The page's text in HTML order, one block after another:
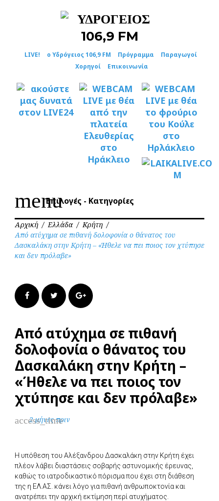
LIVE! ο Υδρόγειος 106,9 FM Πρόγραμμα
Παραγωγοί
Χορηγοί
Επικοινωνία
menuΕπιλογές - Κατηγορίες
Αρχική / Ελλάδα / Κρήτη /
Από ατύχημα σε πιθανή δολοφονία ο θάνατος του
Δασκαλάκη στην Κρήτη – «Ήθελε να πει ποιος τον χτύπησε
και δεν πρόλαβε»
FacebookTwitter Google+
Από ατύχημα σε πιθανή
δολοφονία ο θάνατος του
Δασκαλάκη στην Κρήτη –
«Ήθελε να πει ποιος τον
χτύπησε και δεν πρόλαβε»
access_time
2 μήνες πριν
Η υπόθεση του Αλέξανδρου Δασκαλάκη στην Κρήτη έχει
πλέον λάβει διαστάσεις σοβαρής αστυνομικής έρευνας,
καθώς το ιατροδικαστικό πόρισμα που έχει στη διάθεση
της η ΕΛ.ΑΣ. κάνει λόγο για πιθανή ανθρωποκτονία και
ανατρέπει την αρχική εκτίμηση περί ατυχήματος.